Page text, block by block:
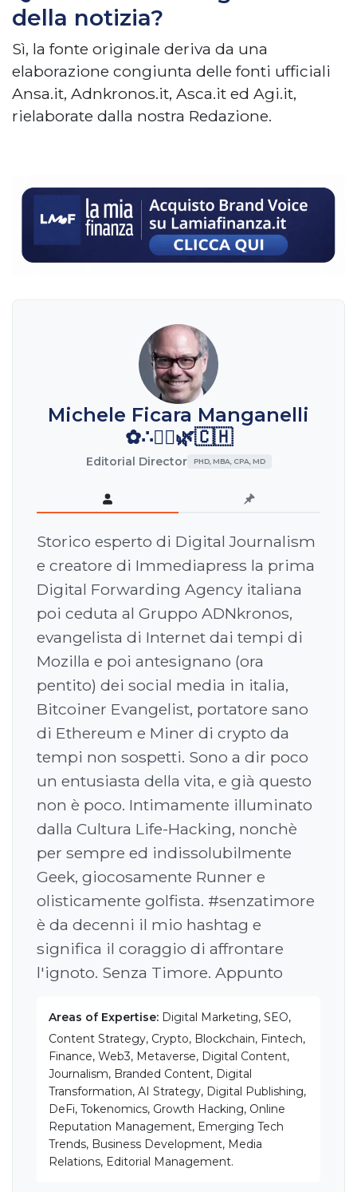
della notizia?
Sì, la fonte originale deriva da una
elaborazione congiunta delle fonti ufficiali
Ansa.it, Adnkronos.it, Asca.it ed Agi.it,
rielaborate dalla nostra Redazione.
Michele Ficara Manganelli
✿∴♛🌿🇨🇭
Editorial Director PHD, MBA, CPA, MD
Storico esperto di Digital Journalism
e creatore di Immediapress la prima
Digital Forwarding Agency italiana
poi ceduta al Gruppo ADNkronos,
evangelista di Internet dai tempi di
Mozilla e poi antesignano (ora
pentito) dei social media in italia,
Bitcoiner Evangelist, portatore sano
di Ethereum e Miner di crypto da
tempi non sospetti. Sono a dir poco
un entusiasta della vita, e già questo
non è poco. Intimamente illuminato
dalla Cultura Life-Hacking, nonchè
per sempre ed indissolubilmente
Geek, giocosamente Runner e
olisticamente golfista. #senzatimore
è da decenni il mio hashtag e
significa il coraggio di affrontare
l'ignoto. Senza Timore. Appunto
Areas of Expertise: Digital Marketing, SEO,
Content Strategy, Crypto, Blockchain, Fintech,
Finance, Web3, Metaverse, Digital Content,
Journalism, Branded Content, Digital
Transformation, AI Strategy, Digital Publishing,
DeFi, Tokenomics, Growth Hacking, Online
Reputation Management, Emerging Tech
Trends, Business Development, Media
Relations, Editorial Management.